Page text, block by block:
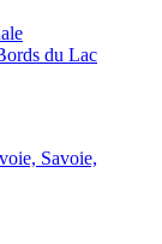
du Lac
Savoie,